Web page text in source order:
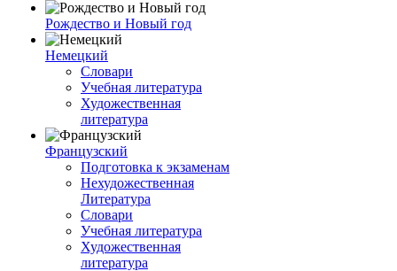
Рождество и Новый год
Немецкий
Словари
Учебная литература
Художественная
литература
Французский
Подготовка к экзаменам
Нехудожественная
Литература
Словари
Учебная литература
Художественная
литература